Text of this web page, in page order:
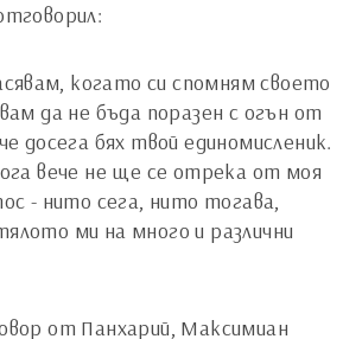
когато си спомням своето
да не бъда поразен с огън от
досега бях твой единомисленик.
вече не ще се отрека от моя
- нито сега, нито тогава,
ми на много и различни
от Панхарий, Максимиан